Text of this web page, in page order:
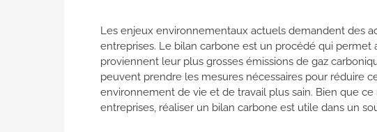
Les enjeux environnementaux actuels demandent des
entreprises. Le bilan carbone est un procédé qui permet
proviennent leur plus grosses émissions de gaz
peuvent prendre les mesures nécessaires pour réduire
environnement de vie et de travail plus sain. Bien que
entreprises, réaliser un bilan carbone est utile dans un